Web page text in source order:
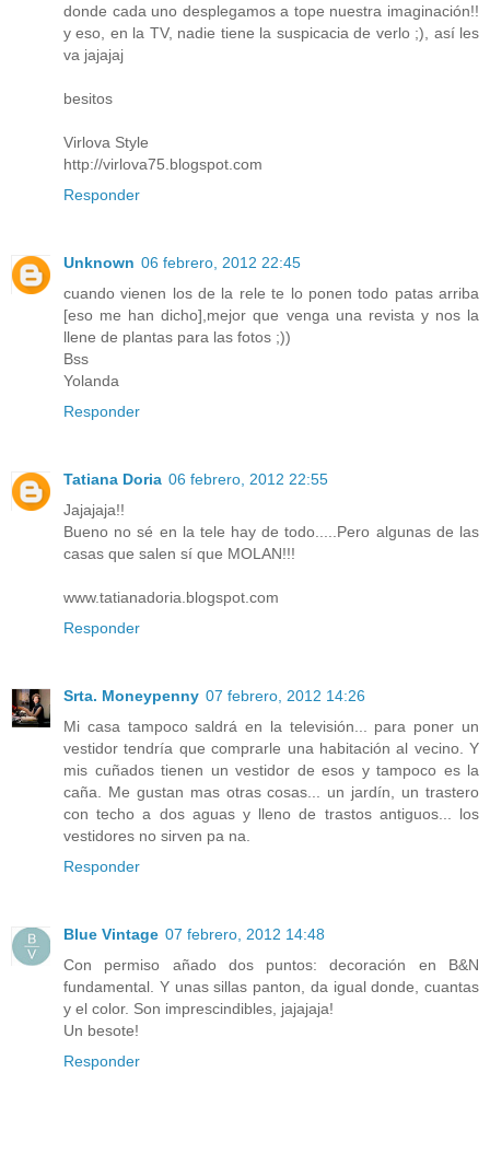
donde cada uno desplegamos a tope nuestra imaginación!!
y eso, en la TV, nadie tiene la suspicacia de verlo ;), así les
va jajajaj
besitos
Virlova Style
http://virlova75.blogspot.com
Responder
Unknown 06 febrero, 2012 22:45
cuando vienen los de la rele te lo ponen todo patas arriba
[eso me han dicho],mejor que venga una revista y nos la
llene de plantas para las fotos ;))
Bss
Yolanda
Responder
Tatiana Doria 06 febrero, 2012 22:55
Jajajaja!!
Bueno no sé en la tele hay de todo.....Pero algunas de las
casas que salen sí que MOLAN!!!
www.tatianadoria.blogspot.com
Responder
Srta. Moneypenny 07 febrero, 2012 14:26
Mi casa tampoco saldrá en la televisión... para poner un
vestidor tendría que comprarle una habitación al vecino. Y
mis cuñados tienen un vestidor de esos y tampoco es la
caña. Me gustan mas otras cosas... un jardín, un trastero
con techo a dos aguas y lleno de trastos antiguos... los
vestidores no sirven pa na.
Responder
Blue Vintage 07 febrero, 2012 14:48
Con permiso añado dos puntos: decoración en B&N
fundamental. Y unas sillas panton, da igual donde, cuantas
y el color. Son imprescindibles, jajajaja!
Un besote!
Responder